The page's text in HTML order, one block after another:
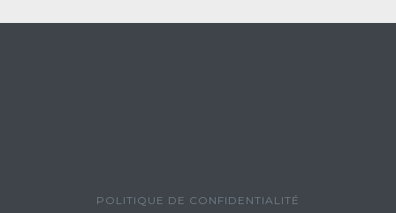
POLITIQUE DE CONFIDENTIALITÉ